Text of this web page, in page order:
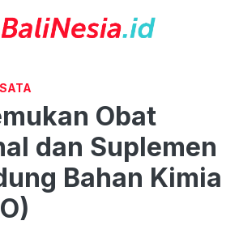
Obat
dan Suplemen
Bahan Kimia